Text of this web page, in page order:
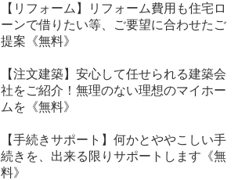
【リフォーム】リフォーム費用も住宅ロ
ーンで借りたい等、ご要望に合わせたご
提案《無料》
【注文建築】安心して任せられる建築会
社をご紹介！無理のない理想のマイホー
ムを《無料》
【手続きサポート】何かとややこしい手
続きを、出来る限りサポートします《無
料》